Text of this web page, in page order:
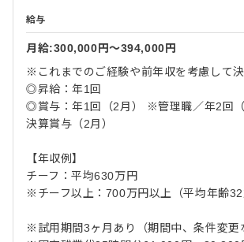
給与
月給:300,000円〜394,000円
※これまでのご経験や前年収を考慮して決
◎昇給：年1回
◎賞与：年1回（2月） ※管理職／年2回
決算賞与（2月）
【年収例】
チーフ：平均630万円
※チーフ以上：700万円以上（平均年齢32
※試用期間3ヶ月あり（期間中、条件変更